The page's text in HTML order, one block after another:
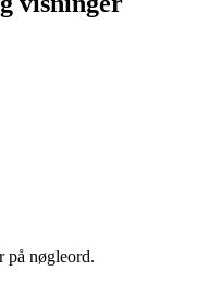
på nøgleord.